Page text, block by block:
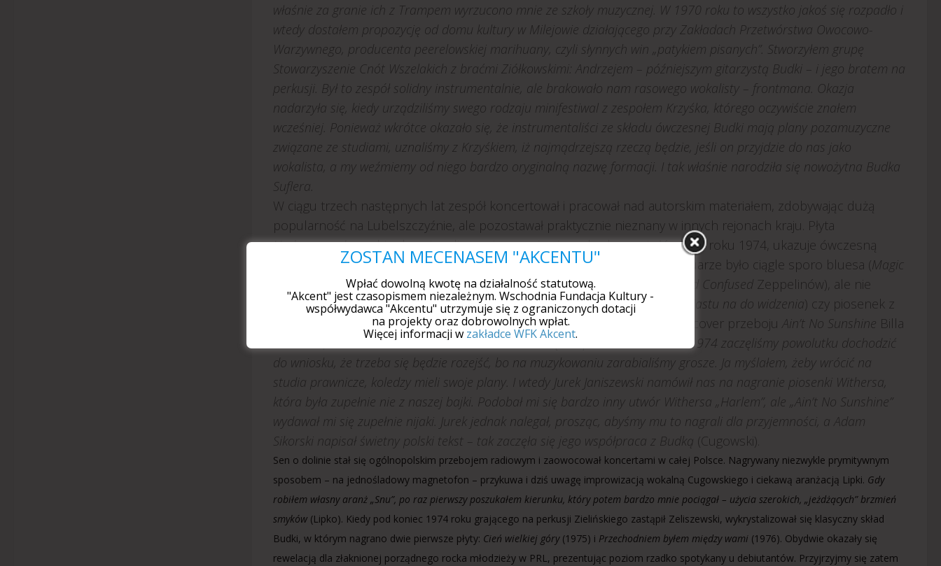
właśnie za granie ich z Trampem wyrzucono mnie ze szkoły muzycznej. W 1970 roku to wszystko jakoś się rozpadło i
wtedy dostałem propozycję od domu kultury w Milejowie działającego przy Zakładach Przetwórstwa Owocowo-
Warzywnego, producenta peerelowskiej marihuany, czyli słynnych win „patykiem pisanych”. Stworzyłem grupę
Stowarzyszenie Cnót Wszelakich z braćmi Ziółkowskimi: Andrzejem – późniejszym gitarzystą Budki – i jego bratem na
perkusji. Był to zespół solidny instrumentalnie, ale brakowało nam rasowego wokalisty – frontmana. Okazja
nadarzyła się, kiedy urządziliśmy swego rodzaju minifestiwal z zespołem Krzyśka, którego oczywiście znałem
wcześniej. Ponieważ wkrótce okazało się, że instrumentaliści ze składu ówczesnej Budki mają plany pozamuzyczne
związane ze studiami, uznaliśmy z Krzyśkiem, iż najmądrzejszą rzeczą będzie, jeśli on przyjdzie do nas jako
wokalista, a my weźmiemy od niego bardzo oryginalną nazwę formacji. I tak właśnie narodziła się nowożytna Budka
Suflera.
W ciągu trzech następnych lat zespół koncertował i pracował nad autorskim materiałem, zdobywając dużą
popularność na Lubelszczyźnie, ale pozostawał praktycznie nieznany w innych rejonach kraju. Płyta
Undergroundz archiwalnymi, radiowymi nagraniami, pochodzącymi głównie z roku 1974, ukazuje ówczesną
Budkę jako zespół poszukujący własnej tożsamości stylistycznej. W repertuarze było ciągle sporo bluesa (Magic
Szpital św. Jakuba z progresją gitarową nawiązującą do Dazed and Confused Zeppelinów), ale nie
brakowało mocniejszych, hardrockowych kawałków (Biały demon, Memu miastu na do widzenia) czy piosenek z
pogranicza popu i soulu (Suita na dwa światła warszawskie – cover przeboju Ain’t No Sunshine Billa
Sen o doliniew zasadzie uratował Budkę.Na przełomie lat 1973/1974 zaczęliśmy powolutku dochodzić
do wniosku, że trzeba się będzie rozejść, bo na muzykowaniu zarabialiśmy grosze. Ja myślałem, żeby wrócić na
studia prawnicze, koledzy mieli swoje plany. I wtedy Jurek Janiszewski namówił nas na nagranie piosenki Withersa,
która była zupełnie nie z naszej bajki. Podobał mi się bardzo inny utwór Withersa „Harlem”, ale „Ain’t No Sunshine”
wydawał mi się zupełnie nijaki. Jurek jednak nalegał, prosząc, abyśmy mu to nagrali dla przyjemności, a Adam
Sikorski napisał świetny polski tekst – tak zaczęła się jego współpraca z Budką (Cugowski).
Sen o dolinie stał się ogólnopolskim przebojem radiowym i zaowocował koncertami w całej Polsce. Nagrywany niezwykle prymitywnym
sposobem – na jednośladowy magnetofon – przykuwa i dziś uwagę improwizacją wokalną Cugowskiego i ciekawą aranżacją Lipki. Gdy
robiłem własny aranż „Snu”, po raz pierwszy poszukałem kierunku, który potem bardzo mnie pociągał – użycia szerokich, „jeżdżących” brzmień
smyków (Lipko). Kiedy pod koniec 1974 roku grającego na perkusji Zielińskiego zastąpił Zeliszewski, wykrystalizował się klasyczny skład
Budki, w którym nagrano dwie pierwsze płyty: Cień wielkiej góry(1975) i Przechodniem byłem między wami (1976). Obydwie okazały się
rewelacją dla złaknionej porządnego rocka młodzieży w PRL, prezentując poziom rzadko spotykany u debiutantów. Przyjrzyjmy się zatem
ZOSTAŃ MECENASEM "AKCENTU"
Wpłać dowolną kwotę na działalność statutową.
"Akcent" jest czasopismem niezależnym. Wschodnia Fundacja Kultury -
współwydawca "Akcentu" utrzymuje się z ograniczonych dotacji
na projekty oraz dobrowolnych wpłat.
Więcej informacji w zakładce WFK Akcent.